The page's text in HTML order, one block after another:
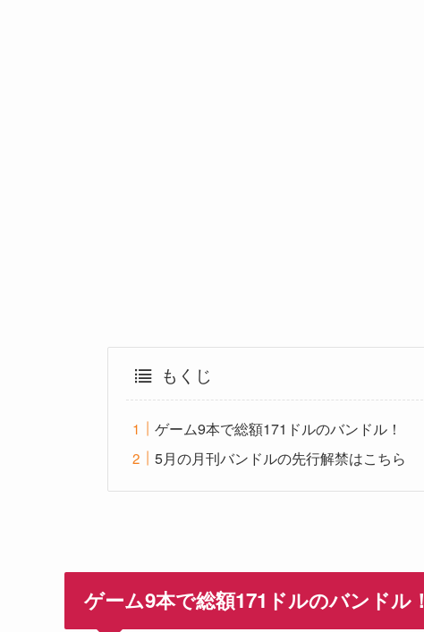
もくじ
ゲーム9本で総額171ドルのバンドル！
5月の月刊バンドルの先行解禁はこちら
ゲーム9本で総額171ドルのバンドル！